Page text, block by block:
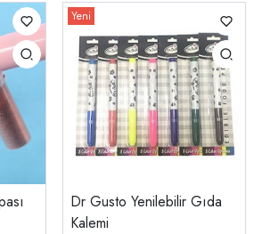
Dr Gusto Yenilebilir Gıda
Kalemi